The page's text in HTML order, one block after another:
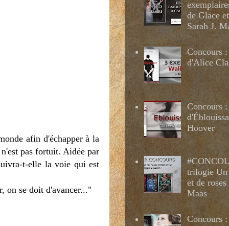
afin d'échapper à la
pas fortuit. Aidée par
t-elle la voie qui est
on se doit d'avancer..."
de Glace
Sarah J.
Concours
d'Alice
Concours
Hoover
trilogie Un
et de
Maas
Concours